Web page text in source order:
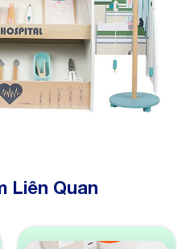
Liên Quan